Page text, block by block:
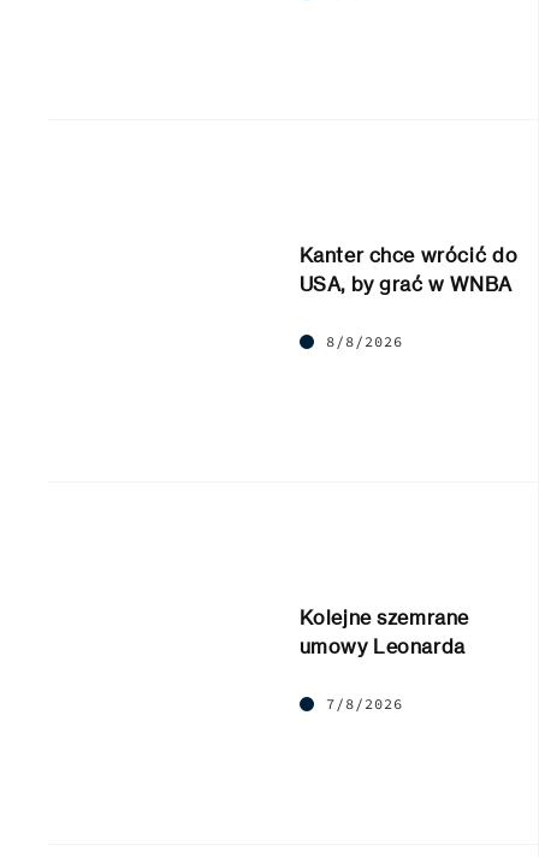
Kanter chce wrócić do
USA, by grać w WNBA
8/8/2026
Kolejne szemrane
umowy Leonarda
7/8/2026